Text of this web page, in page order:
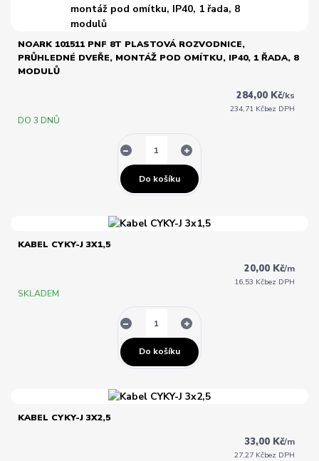
NOARK 101511 PNF 8T PLASTOVÁ ROZVODNICE,
PRŮHLEDNÉ DVEŘE, MONTÁŽ POD OMÍTKU, IP40, 1 ŘADA, 8
MODULŮ
284,00 Kč/ks
234,71 Kčbez DPH
DO 3 DNŮ
Do košíku
KABEL CYKY-J 3X1,5
20,00 Kč/m
16,53 Kčbez DPH
SKLADEM
Do košíku
KABEL CYKY-J 3X2,5
33,00 Kč/m
27,27 Kčbez DPH